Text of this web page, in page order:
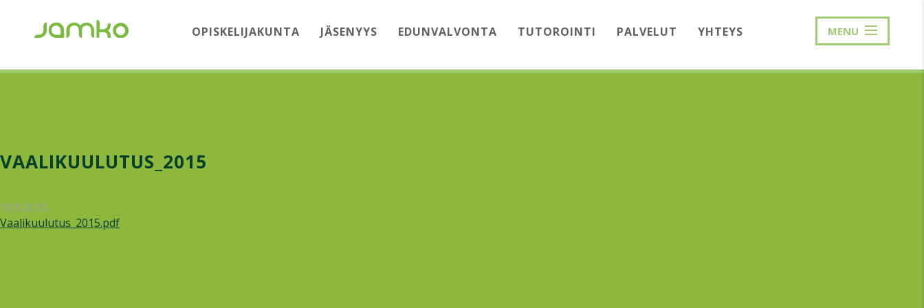
OPISKELIJAKUNTA JÄSENYYS EDUNVALVONTA TUTOROINTI PALVELUT YHTEYS MENU
VAALIKUULUTUS_2015
10.9.2015
Vaalikuulutus_2015.pdf